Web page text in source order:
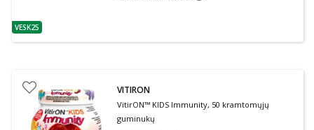
patarimas
VESK25
VITIRON
VitirON™ KIDS Immunity, 50 kramtomųjų
guminukų